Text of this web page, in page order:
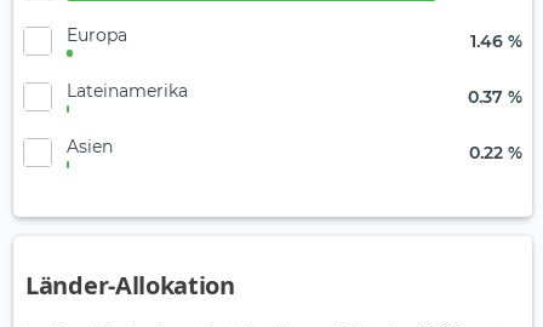
Europa 1.46 %
Lateinamerika 0.37 %
Asien 0.22 %
Länder-Allokation